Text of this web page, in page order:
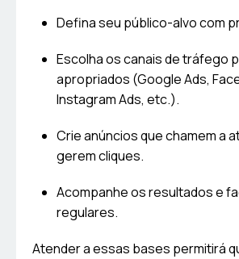
Defina seu público-alvo com
Escolha os canais de tráfego
apropriados (Google Ads,
Instagram Ads, etc.).
Crie anúncios que chamem a
gerem cliques.
Acompanhe os resultados e
regulares.
Atender a essas bases permitirá